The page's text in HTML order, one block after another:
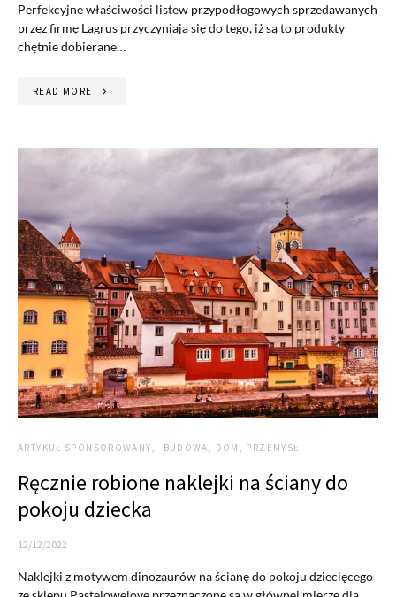
Perfekcyjne właściwości listew przypodłogowych sprzedawanych
przez firmę Lagrus przyczyniają się do tego, iż są to produkty
chętnie dobierane…
READ MORE
ARTYKUŁ SPONSOROWANY BUDOWA, DOM, PRZEMYSŁ
Ręcznie robione naklejki na ściany do
pokoju dziecka
12/12/2022
Naklejki z motywem dinozaurów na ścianę do pokoju dziecięcego